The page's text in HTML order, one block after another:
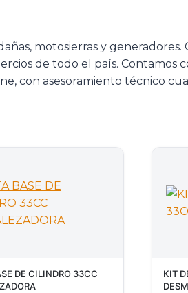
motosierras y
de todo el país. Contamos
con asesoramiento técnico
DE CILINDRO 33CC
KIT